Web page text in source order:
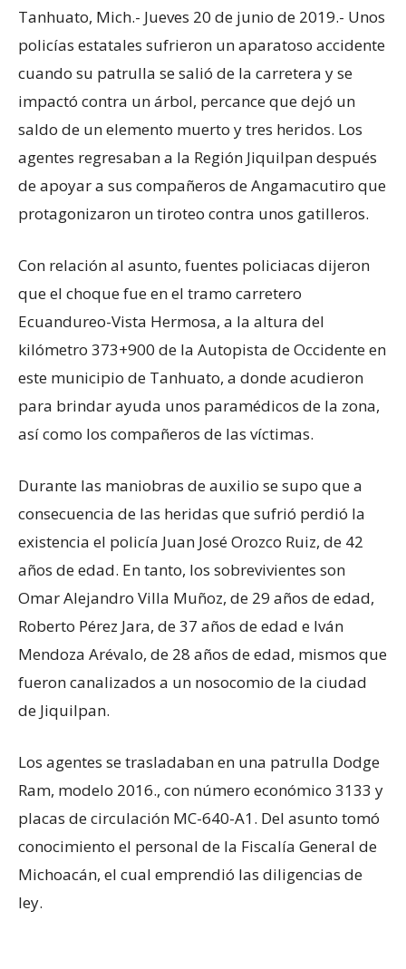
Tanhuato, Mich.- Jueves 20 de junio de 2019.- Unos
policías estatales sufrieron un aparatoso accidente
cuando su patrulla se salió de la carretera y se
impactó contra un árbol, percance que dejó un
saldo de un elemento muerto y tres heridos. Los
agentes regresaban a la Región Jiquilpan después
de apoyar a sus compañeros de Angamacutiro que
protagonizaron un tiroteo contra unos gatilleros.
Con relación al asunto, fuentes policiacas dijeron
que el choque fue en el tramo carretero
Ecuandureo-Vista Hermosa, a la altura del
kilómetro 373+900 de la Autopista de Occidente en
este municipio de Tanhuato, a donde acudieron
para brindar ayuda unos paramédicos de la zona,
así como los compañeros de las víctimas.
Durante las maniobras de auxilio se supo que a
consecuencia de las heridas que sufrió perdió la
existencia el policía Juan José Orozco Ruiz, de 42
años de edad. En tanto, los sobrevivientes son
Omar Alejandro Villa Muñoz, de 29 años de edad,
Roberto Pérez Jara, de 37 años de edad e Iván
Mendoza Arévalo, de 28 años de edad, mismos que
fueron canalizados a un nosocomio de la ciudad
de Jiquilpan.
Los agentes se trasladaban en una patrulla Dodge
Ram, modelo 2016., con número económico 3133 y
placas de circulación MC-640-A1. Del asunto tomó
conocimiento el personal de la Fiscalía General de
Michoacán, el cual emprendió las diligencias de
ley.